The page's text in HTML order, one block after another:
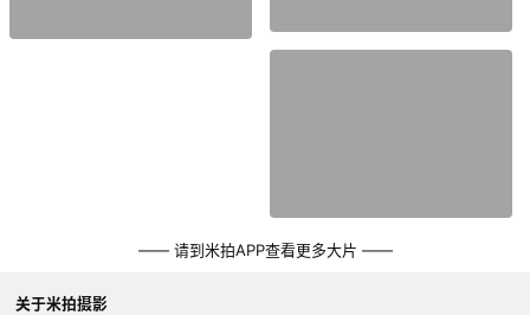
—— 请到米拍APP查看更多大片 ——
关于米拍摄影